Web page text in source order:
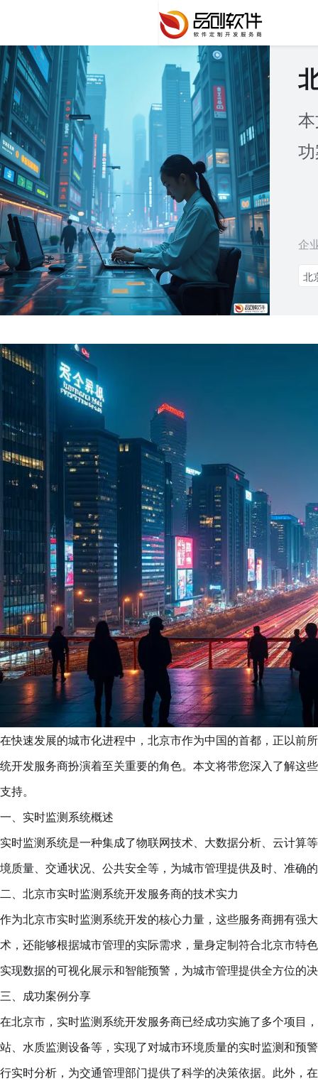
企
北
在快速发展的城市化进程中，北京市作为中国的首都，正以前
统开发服务商扮演着至关重要的角色。本文将带您深入了解这
支持。
一、实时监测系统概述
实时监测系统是一种集成了物联网技术、大数据分析、云计算
境质量、交通状况、公共安全等，为城市管理提供及时、准确
二、北京市实时监测系统开发服务商的技术实力
作为北京市实时监测系统开发的核心力量，这些服务商拥有强
术，还能够根据城市管理的实际需求，量身定制符合北京市特
实现数据的可视化展示和智能预警，为城市管理提供全方位的
三、成功案例分享
在北京市，实时监测系统开发服务商已经成功实施了多个项目
站、水质监测设备等，实现了对城市环境质量的实时监测和预
行实时分析，为交通管理部门提供了科学的决策依据。此外，